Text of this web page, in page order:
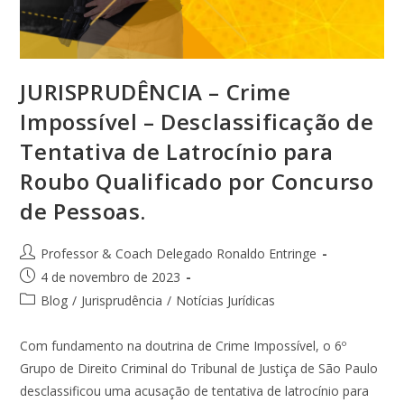
JURISPRUDÊNCIA – Crime
Impossível – Desclassificação de
Tentativa de Latrocínio para
Roubo Qualificado por Concurso
de Pessoas.
Professor & Coach Delegado Ronaldo Entringe
4 de novembro de 2023
Blog / Jurisprudência / Notícias Jurídicas
Com fundamento na doutrina de Crime Impossível, o 6º
Grupo de Direito Criminal do Tribunal de Justiça de São Paulo
desclassificou uma acusação de tentativa de latrocínio para